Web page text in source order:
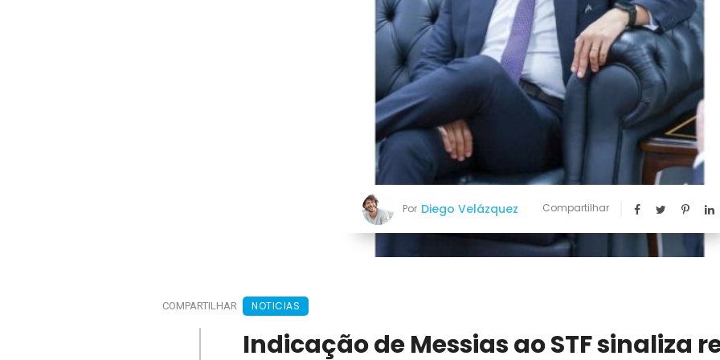
Por Diego Velázquez Compartilhar
COMPARTILHAR NOTICIAS
Indicação de Messias ao STF sinaliza